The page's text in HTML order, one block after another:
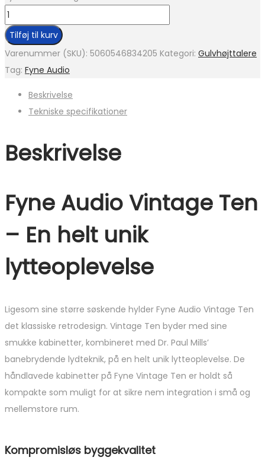
Tilføj til kurv
Varenummer (SKU): 5060546834205 Kategori: Gulvhøjttalere
Tag: Fyne Audio
Beskrivelse
Tekniske specifikationer
Beskrivelse
Fyne Audio Vintage Ten
– En helt unik
lytteoplevelse
Ligesom sine større søskende hylder Fyne Audio Vintage Ten
det klassiske retrodesign. Vintage Ten byder med sine
smukke kabinetter, kombineret med Dr. Paul Mills’
banebrydende lydteknik, på en helt unik lytteoplevelse. De
håndlavede kabinetter på Fyne Vintage Ten er holdt så
kompakte som muligt for at sikre nem integration i små og
mellemstore rum.
Kompromisløs byggekvalitet